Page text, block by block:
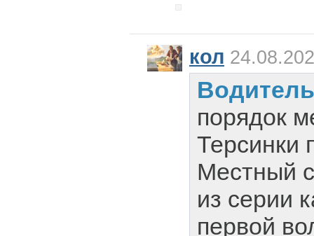
кол
порядок
Терсинки
Местный
из серии
первой